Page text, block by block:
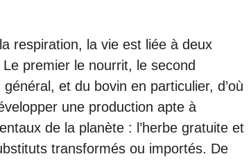
respiration, la vie est liée à deux
premier le nourrit, le second
général, et du bovin en particulier, d’où
une production apte à
de la planète : l’herbe gratuite et
transformés ou importés. De